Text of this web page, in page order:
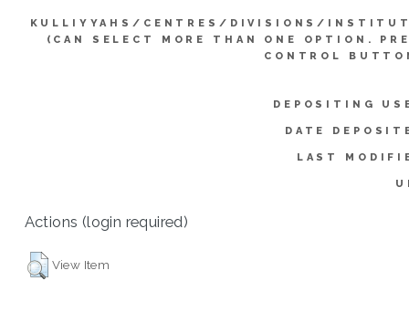
KULLIYYAHS/CENTRES/DIVISIONS/
(CAN SELECT MORE THAN ONE OPTION.
CONTROL
DEPOSITING
DATE
LAST
Actions (login required)
View Item